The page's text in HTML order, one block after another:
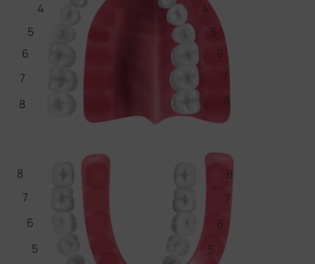
8
7
6
5
4
4
5
6
7
8
8
7
6
5
5
6
7
8